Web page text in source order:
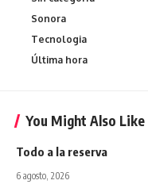
Sonora
Tecnologia
Última hora
You Might Also Like
Todo a la reserva
6 agosto, 2026